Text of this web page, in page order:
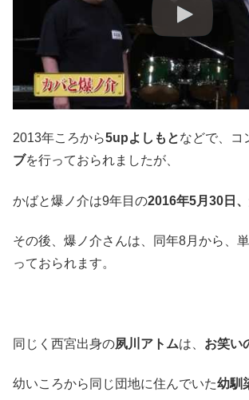
2013年ころから5upよしもとなどで、コ
ブを行っておられましたが、
かばと爆ノ介は9年目の2016年5月30日
その後、爆ノ介さんは、同年8月から、
っておられます。
同じく西宮出身の夙川アトムは、 お笑い
幼いころから同じ団地に住んでいた幼馴